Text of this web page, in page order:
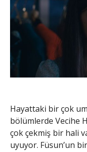
Hayattaki bir çok
bölümlerde Vecihe
çok çekmiş bir hali
uyuyor. Füsun’un